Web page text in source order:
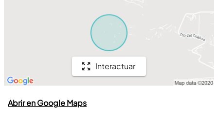
Interactuar
Abrir en Google Maps